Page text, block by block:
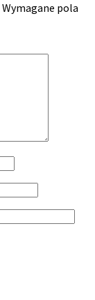
Wymagane pola